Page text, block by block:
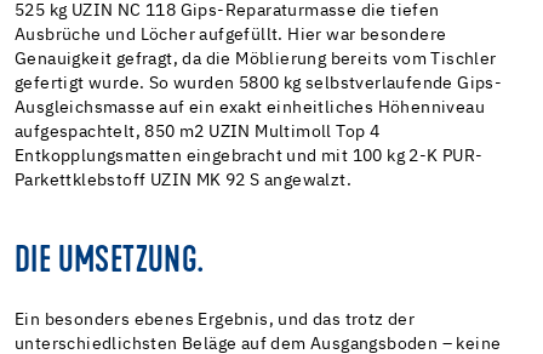
525 kg UZIN NC 118 Gips-Reparaturmasse die tiefen
Ausbrüche und Löcher aufgefüllt. Hier war besondere
Genauigkeit gefragt, da die Möblierung bereits vom Tischler
gefertigt wurde. So wurden 5800 kg selbstverlaufende Gips-
Ausgleichsmasse auf ein exakt einheitliches Höhenniveau
aufgespachtelt, 850 m2 UZIN Multimoll Top 4
Entkopplungsmatten eingebracht und mit 100 kg 2-K PUR-
Parkettklebstoff UZIN MK 92 S angewalzt.
DIE UMSETZUNG.
Ein besonders ebenes Ergebnis, und das trotz der
unterschiedlichsten Beläge auf dem Ausgangsboden – keine